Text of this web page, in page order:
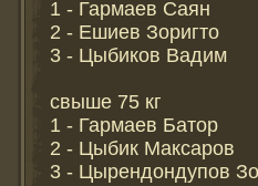
1 - Гармаев Саян
2 - Ешиев Зоригто
3 - Цыбиков Вадим
свыше 75 кг
1 - Гармаев Батор
2 - Цыбик Максаров
3 - Цырендондупов